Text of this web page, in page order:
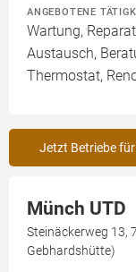
ANGEBOTENE
Wartung,
Austausch,
Thermostat,
Jetzt Betriebe
Münch UTD
Steinäckerweg 13,
Gebhardshütte)